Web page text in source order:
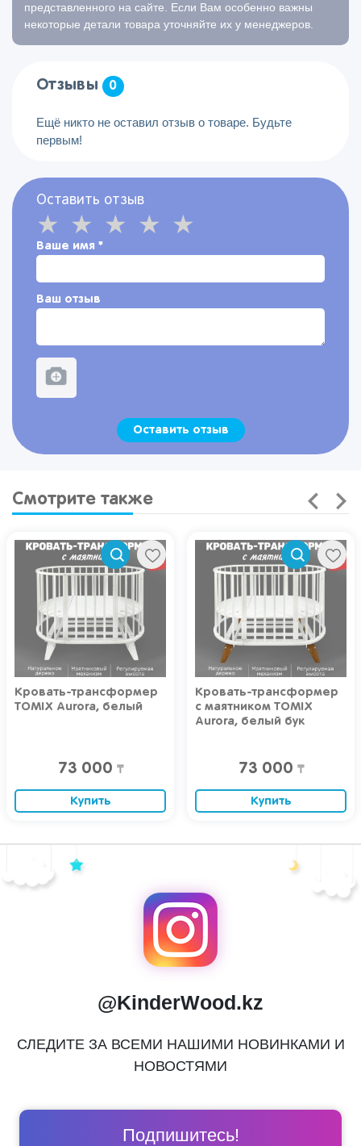
представленного на сайте. Если Вам особенно важны
некоторые детали товара уточняйте их у менеджеров.
Отзывы 0
Ещё никто не оставил отзыв о товаре. Будьте
первым!
Оставить отзыв
Ваше имя *
Ваш отзыв
Оставить отзыв
Смотрите также
Кровать-трансформер
TOMIX Aurora, белый
73 000 ₸
Купить
Кровать-трансформер
с маятником TOMIX
Aurora, белый бук
73 000 ₸
Купить
@KinderWood.kz
СЛЕДИТЕ ЗА ВСЕМИ НАШИМИ НОВИНКАМИ И
НОВОСТЯМИ
Подпишитесь!